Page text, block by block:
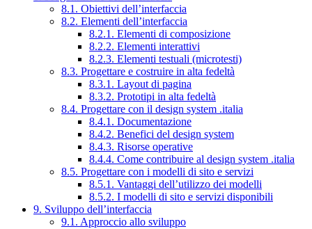
8.1. Obiettivi dell’interfaccia
8.2. Elementi dell’interfaccia
8.2.1. Elementi di composizione
8.2.2. Elementi interattivi
8.2.3. Elementi testuali (microtesti)
8.3. Progettare e costruire in alta fedeltà
8.3.1. Layout di pagina
8.3.2. Prototipi in alta fedeltà
8.4. Progettare con il design system .italia
8.4.1. Documentazione
8.4.2. Benefici del design system
8.4.3. Risorse operative
8.4.4. Come contribuire al design system .italia
8.5. Progettare con i modelli di sito e servizi
8.5.1. Vantaggi dell’utilizzo dei modelli
8.5.2. I modelli di sito e servizi disponibili
9. Sviluppo dell’interfaccia
9.1. Approccio allo sviluppo